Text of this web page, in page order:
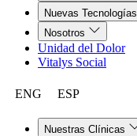
Nuevas Tecnologías
Nosotros
Unidad del Dolor
Vitalys Social
ENG ESP
Nuestras Clínicas